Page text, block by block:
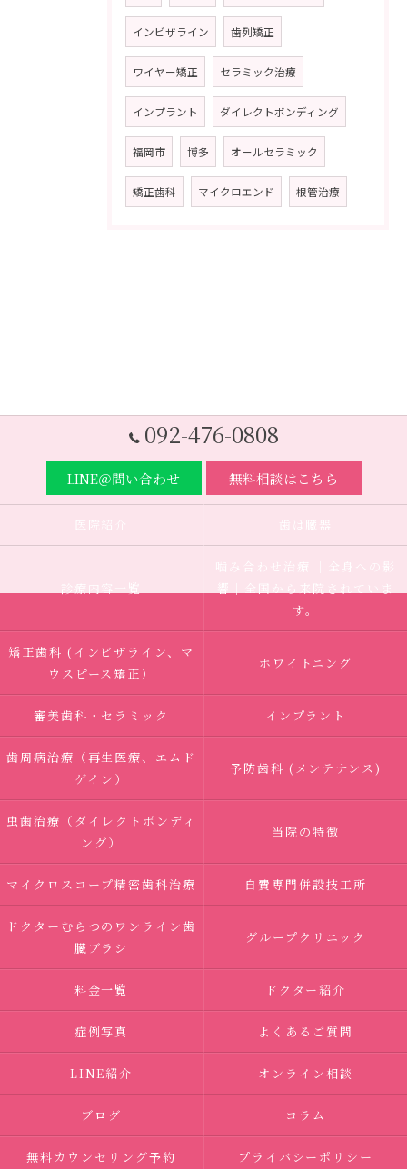
インビザライン 歯列矯正
ワイヤー矯正 セラミック治療
インプラント ダイレクトボンディング
福岡市 博多 オールセラミック
矯正歯科 マイクロエンド 根管治療
092-476-0808
LINE＠問い合わせ 無料相談はこちら
医院紹介 歯は臓器
診療内容一覧
噛み合わせ治療 ｜全身への影
響｜全国から来院されていま
す。
矯正歯科 (インビザライン、マ
ウスピース矯正）
ホワイトニング
審美歯科・セラミック インプラント
歯周病治療（再生医療、エムド
ゲイン）
予防歯科 (メンテナンス)
虫歯治療（ダイレクトボンディ
ング）
当院の特徴
マイクロスコープ精密歯科治療 自費専門併設技工所
ドクターむらつのワンライン歯
臓ブラシ
グループクリニック
料金一覧 ドクター紹介
症例写真 よくあるご質問
LINE紹介 オンライン相談
ブログ コラム
無料カウンセリング予約 プライバシーポリシー